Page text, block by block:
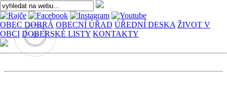
OBEC DOBRÁ OBECNÍ ÚŘAD ÚŘEDNÍ DESKA ŽIVOT V
OBCI DOBERSKÉ LISTY KONTAKTY